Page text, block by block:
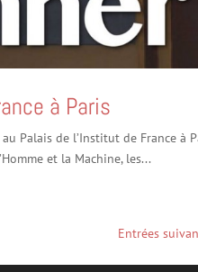
à Paris
Palais de l’Institut de France à
et la Machine, les...
Entrées